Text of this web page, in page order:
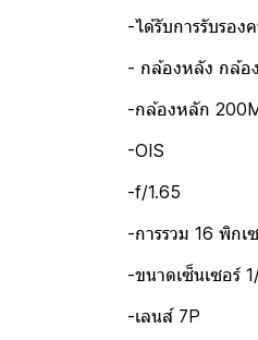
-ได้รับการรับรอง
- กล้องหลัง กล้อ
-กล้องหลัก
-OIS
-f/1.65
-การรวม 16 พิก
-ขนาดเซ็นเซอร์
-เลนส์ 7P